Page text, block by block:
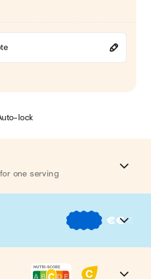
lock
one serving
484 cal.
11 g
€€€
recettes à -2 € par portion